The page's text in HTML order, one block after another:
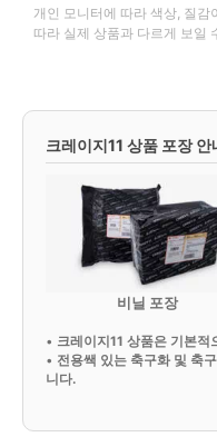
개인 모니터에 따라 색상, 질감
따라 실제 상품과 다르게 보일
크레이지11 상품 포장 안
비닐 포장
• 크레이지11 상품은 기본
• 전용쌕 있는 축구화 및 축
니다.